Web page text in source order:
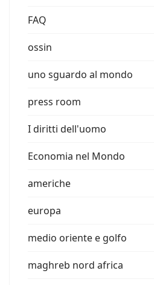
FAQ
ossin
uno sguardo al mondo
press room
I diritti dell'uomo
Economia nel Mondo
americhe
europa
medio oriente e golfo
maghreb nord africa